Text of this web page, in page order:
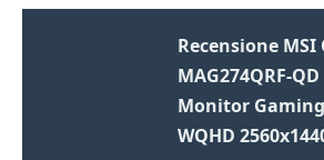
Recensione
MAG274QRF-QD
Monitor
WQHD